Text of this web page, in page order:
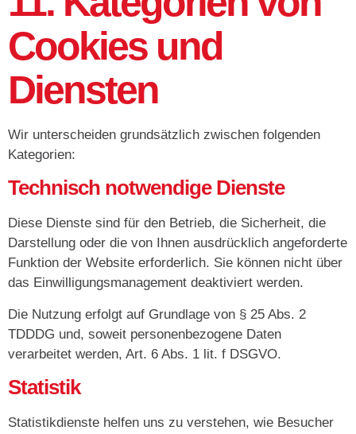
Cookies und
Diensten
Wir unterscheiden grundsätzlich zwischen folgenden
Kategorien:
Technisch notwendige Dienste
Diese Dienste sind für den Betrieb, die Sicherheit, die
Darstellung oder die von Ihnen ausdrücklich angeforderte
Funktion der Website erforderlich. Sie können nicht über
das Einwilligungsmanagement deaktiviert werden.
Die Nutzung erfolgt auf Grundlage von § 25 Abs. 2
TDDDG und, soweit personenbezogene Daten
verarbeitet werden, Art. 6 Abs. 1 lit. f DSGVO.
Statistik
Statistikdienste helfen uns zu verstehen, wie Besucher